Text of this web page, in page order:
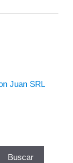
Juan SRL
Buscar